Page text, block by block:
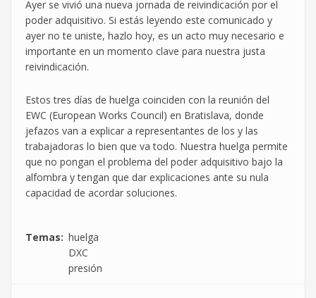
Ayer se vivió una nueva jornada de reivindicación por el
poder adquisitivo. Si estás leyendo este comunicado y
ayer no te uniste, hazlo hoy, es un acto muy necesario e
importante en un momento clave para nuestra justa
reivindicación.
Estos tres días de huelga coinciden con la reunión del
EWC (European Works Council) en Bratislava, donde
jefazos van a explicar a representantes de los y las
trabajadoras lo bien que va todo. Nuestra huelga permite
que no pongan el problema del poder adquisitivo bajo la
alfombra y tengan que dar explicaciones ante su nula
capacidad de acordar soluciones.
Temas
huelga
DXC
presión